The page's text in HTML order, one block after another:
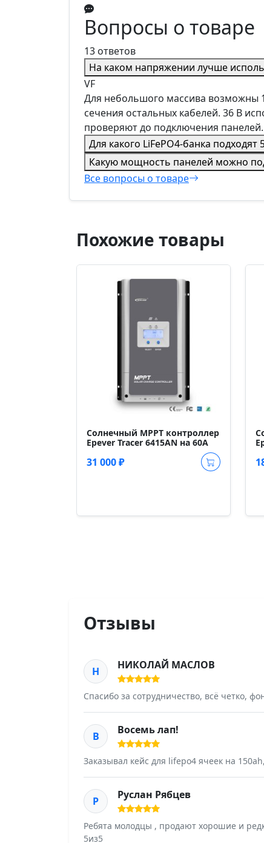
Вопросы о товаре
13 ответов
На каком напряжении лучше
VF
Для небольшого массива возможны
сечения остальных кабелей. 36 В
проверяют до подключения панелей.
Для какого LiFePO4-банка подходят
Какую мощность панелей можно
Все вопросы о товаре
Похожие товары
Солнечный MPPT контроллер
Epever Tracer 6415AN на 60A
31 000 ₽
Отзывы
Н НИКОЛАЙ МАСЛОВ
Спасибо за сотрудничество, всё четко,
В Восемь лап!
Заказывал кейс для lifepo4 ячеек на
Р Руслан Рябцев
Ребята молодцы , продают хорошие и
5из5